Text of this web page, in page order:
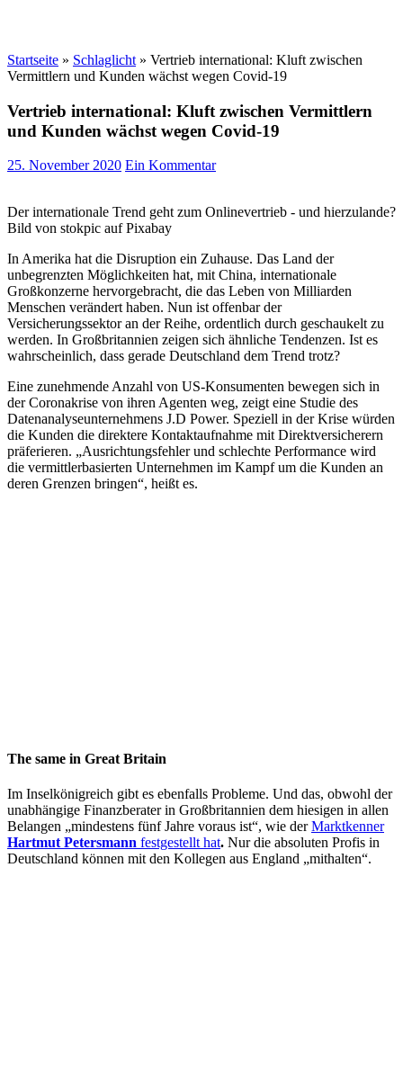
Startseite » Schlaglicht » Vertrieb international: Kluft zwischen
Vermittlern und Kunden wächst wegen Covid-19
Vertrieb international: Kluft zwischen Vermittlern
und Kunden wächst wegen Covid-19
25. November 2020 Ein Kommentar
Der internationale Trend geht zum Onlinevertrieb - und hierzulande?
Bild von stokpic auf Pixabay
In Amerika hat die Disruption ein Zuhause. Das Land der
unbegrenzten Möglichkeiten hat, mit China, internationale
Großkonzerne hervorgebracht, die das Leben von Milliarden
Menschen verändert haben. Nun ist offenbar der
Versicherungssektor an der Reihe, ordentlich durch geschaukelt zu
werden. In Großbritannien zeigen sich ähnliche Tendenzen. Ist es
wahrscheinlich, dass gerade Deutschland dem Trend trotz?
Eine zunehmende Anzahl von US-Konsumenten bewegen sich in
der Coronakrise von ihren Agenten weg, zeigt eine Studie des
Datenanalyseunternehmens J.D Power. Speziell in der Krise würden
die Kunden die direktere Kontaktaufnahme mit Direktversicherern
präferieren. „Ausrichtungsfehler und schlechte Performance wird
die vermittlerbasierten Unternehmen im Kampf um die Kunden an
deren Grenzen bringen“, heißt es.
The same in Great Britain
Im Inselkönigreich gibt es ebenfalls Probleme. Und das, obwohl der
unabhängige Finanzberater in Großbritannien dem hiesigen in allen
Belangen „mindestens fünf Jahre voraus ist“, wie derMarktkenner
Hartmut Petersmann festgestellt hat. Nur die absoluten Profis in
Deutschland können mit den Kollegen aus England „mithalten“.